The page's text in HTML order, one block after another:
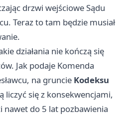
drzwi wejściowe Sądu
Teraz to tam będzie musiał
działania nie kończą się
Jak podaje Komenda
na gruncie Kodeksu
liczyć się z konsekwencjami,
do 5 lat pozbawienia